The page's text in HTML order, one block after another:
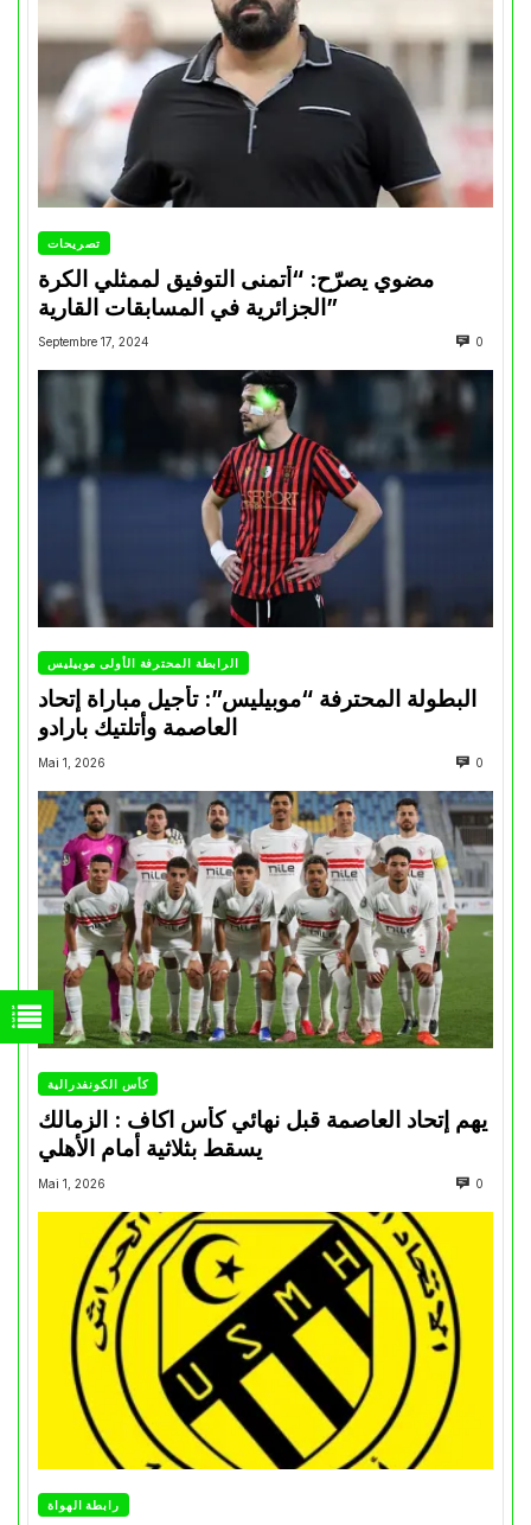
تصريحات
مضوي يصرّح: “أتمنى التوفيق لممثلي الكرة
الجزائرية في المسابقات القارية”
Septembre 17, 2024 0
الرابطة المحترفة الأولى موبيليس
البطولة المحترفة “موبيليس”: تأجيل مباراة إتحاد
العاصمة وأتلتيك بارادو
Mai 1, 2026 0
كأس الكونفدرالية
يهم إتحاد العاصمة قبل نهائي كأس اكاف : الزمالك
Mai 1, 2026 0
رابطة الهواة